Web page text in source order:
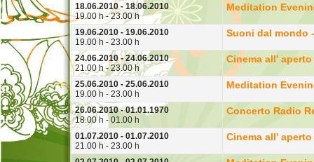
18.06.2010 - 18.06.2010
19.00 h - 23.00 h
Meditation
19.06.2010 - 19.06.2010
19.00 h - 23.00 h
Suoni dal mondo
24.06.2010 - 24.06.2010
21.00 h - 23.00 h
Cinema all'
25.06.2010 - 25.06.2010
19.00 h - 23.00 h
Meditation
26.06.2010 - 01.01.1970
18.00 h - 01.00 h
Concerto Radio
01.07.2010 - 01.07.2010
21.00 h - 23.00 h
Cinema all'